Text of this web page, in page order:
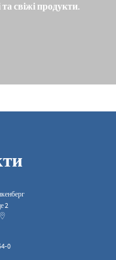
свіжі продукти.
2
0